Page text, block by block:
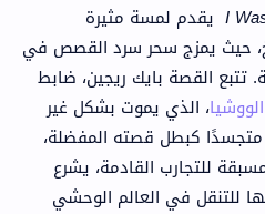
I يقدم لمسة مثيرة
حيث يمزج سحر سرد القصص في
القصة بايك ريجين، ضابط
الووشيا، الذي يموت بشكل غير
كبطل قصته المفضلة،
للتجارب القادمة، يشرع
للتنقل في العالم الوحشي